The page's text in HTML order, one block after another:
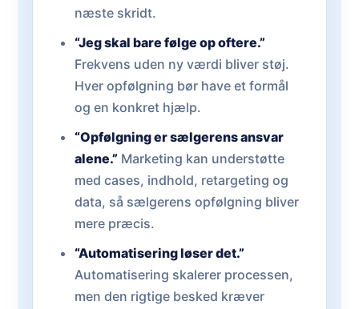
næste skridt.
“Jeg skal bare følge op oftere.”
Frekvens uden ny værdi bliver støj.
Hver opfølgning bør have et formål
og en konkret hjælp.
“Opfølgning er sælgerens ansvar
alene.” Marketing kan understøtte
med cases, indhold, retargeting og
data, så sælgerens opfølgning bliver
mere præcis.
“Automatisering løser det.”
Automatisering skalerer processen,
men den rigtige besked kræver